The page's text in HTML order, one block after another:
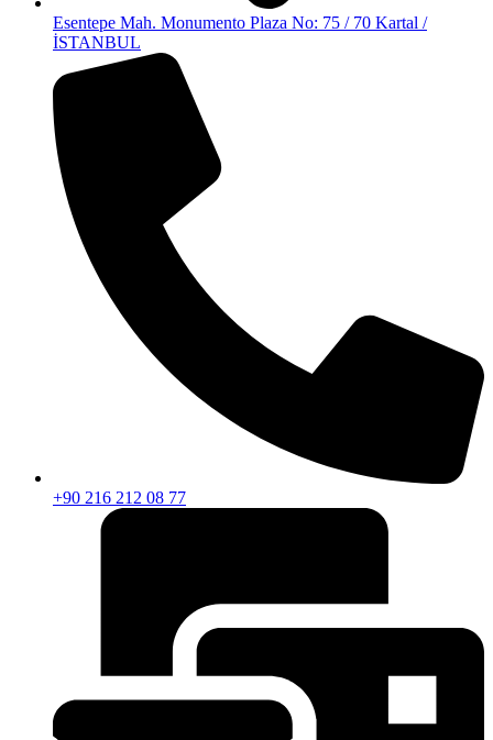
Esentepe Mah. Monumento Plaza No: 75 / 70 Kartal /
İSTANBUL
+90 216 212 08 77